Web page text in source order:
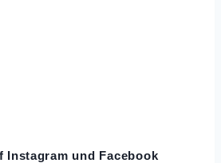
Instagram und Facebook